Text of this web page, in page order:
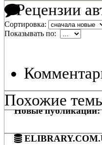
Рецензии
Сортировка:
Показывать по:
Похожие
Новые публикации: